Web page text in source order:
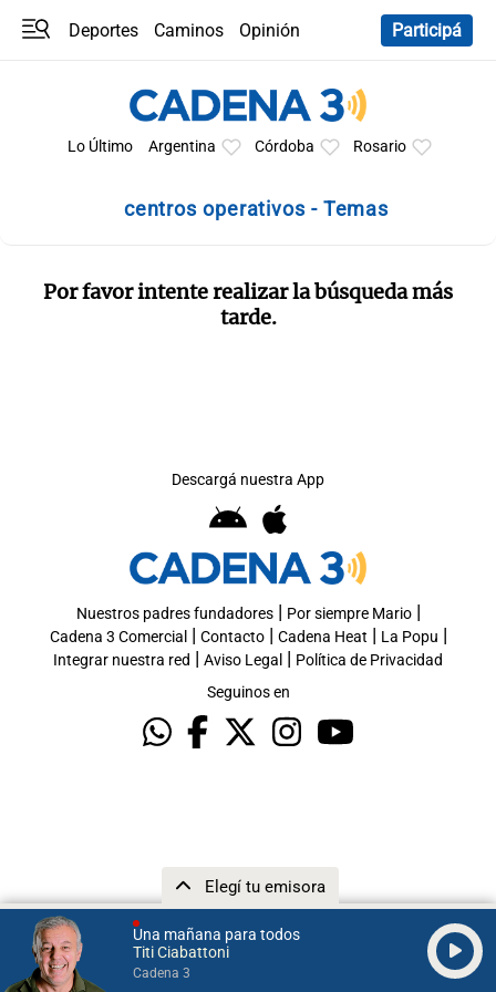
Una mañana para todos
Titi Ciabattoni
Cadena 3
Elegí tu emisora
Deportes Caminos
Opinión
Participá
Lo Último Argentina Córdoba Rosario
centros operativos - Temas
Por favor intente realizar la búsqueda más
tarde.
Descargá nuestra App
Nuestros padres fundadores| Por siempre Mario|
Cadena 3 Comercial | Contacto| Cadena Heat | La Popu |
Integrar nuestra red | Aviso Legal | Política de Privacidad
Seguinos en